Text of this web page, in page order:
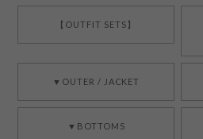
【OUTFIT SETS】
▼OUTER / JACKET
▼BOTTOMS